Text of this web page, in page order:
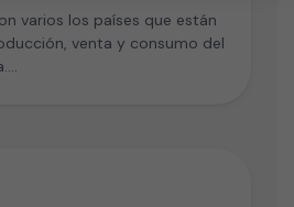
varios los países que están
venta y consumo del